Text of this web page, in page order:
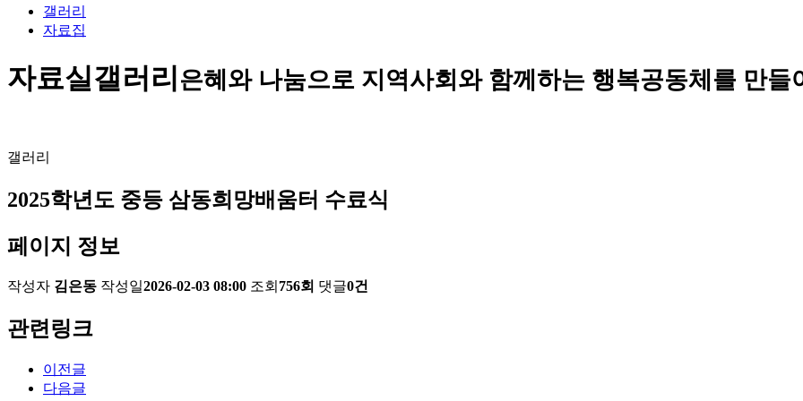
갤러리
자료집
자료실갤러리은혜와 나눔으로 지역사회와 함께하는 행복공동체를 만들
갤러리
2025학년도 중등 삼동희망배움터 수료식
페이지 정보
작성자 김은동 작성일2026-02-03 08:00 조회 756회 댓글0건
관련링크
이전글
다음글